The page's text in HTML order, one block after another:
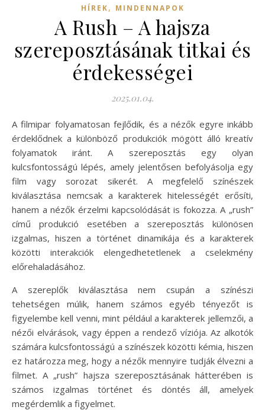
HÍREK, MINDENNAPOK
A Rush – A hajsza
szereposztásának titkai és
érdekességei
2025.01.04.
A filmipar folyamatosan fejlődik, és a nézők egyre inkább
érdeklődnek a különböző produkciók mögött álló kreatív
folyamatok iránt. A szereposztás egy olyan
kulcsfontosságú lépés, amely jelentősen befolyásolja egy
film vagy sorozat sikerét. A megfelelő színészek
kiválasztása nemcsak a karakterek hitelességét erősíti,
hanem a nézők érzelmi kapcsolódását is fokozza. A „rush”
című produkció esetében a szereposztás különösen
izgalmas, hiszen a történet dinamikája és a karakterek
közötti interakciók elengedhetetlenek a cselekmény
előrehaladásához.
A szereplők kiválasztása nem csupán a színészi
tehetségen múlik, hanem számos egyéb tényezőt is
figyelembe kell venni, mint például a karakterek jellemzői, a
nézői elvárások, vagy éppen a rendező víziója. Az alkotók
számára kulcsfontosságú a színészek közötti kémia, hiszen
ez határozza meg, hogy a nézők mennyire tudják élvezni a
filmet. A „rush” hajsza szereposztásának hátterében is
számos izgalmas történet és döntés áll, amelyek
megérdemlik a figyelmet.